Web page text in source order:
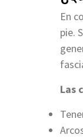
En
pie.
Las